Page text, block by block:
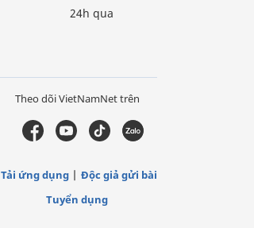
24h qua
Theo dõi VietNamNet trên
Tải ứng dụng
Độc giả gửi bài
Tuyển dụng